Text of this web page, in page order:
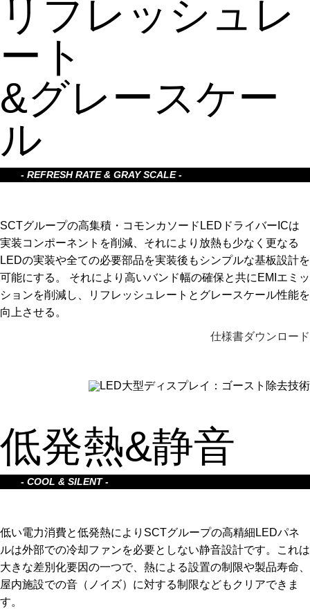
リフレッシュレ
ート
&グレースケー
ル
- REFRESH RATE & GRAY SCALE -
SCTグループの高集積・コモンカソードLEDドライバーICは
実装コンポーネントを削減、それにより放熱も少なく更なる
LEDの実装や全ての必要部品を実装後もシンプルな基板設計を
可能にする。 それにより高いバンド幅の確保と共にEMIエミッ
ションを削減し、リフレッシュレートとグレースケール性能を
向上させる。
仕様書ダウンロード
低発熱&静音
- COOL & SILENT -
低い電力消費と低発熱によりSCTグループの高精細LEDパネ
ルは外部での冷却ファンを必要としない静音設計です。これは
大きな差別化要因の一つで、熱による設置の制限や製品寿命、
屋内施設での音（ノイズ）に対する制限などもクリアできま
す。